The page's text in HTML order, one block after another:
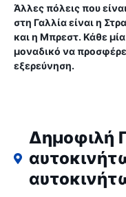
Άλλες πόλεις που
στη Γαλλία είναι η
και η Μπρεστ. Κάθε μία
μοναδικό να
εξερεύνηση.
Δημοφιλή